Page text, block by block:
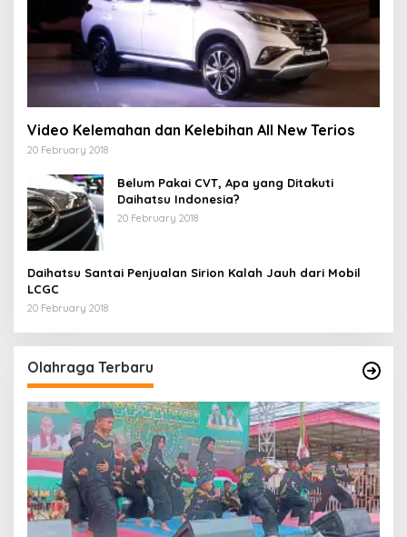
Video Kelemahan dan Kelebihan All New Terios
20 February 2018
Belum Pakai CVT, Apa yang Ditakuti
Daihatsu Indonesia?
20 February 2018
Daihatsu Santai Penjualan Sirion Kalah Jauh dari Mobil
LCGC
20 February 2018
Olahraga Terbaru